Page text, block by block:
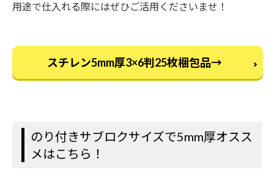
用途で仕入れる際にはぜひご活用くださいませ！
スチレン5mm厚3×6判25枚梱包品→
のり付きサブロクサイズで5mm厚オスス
メはこちら！